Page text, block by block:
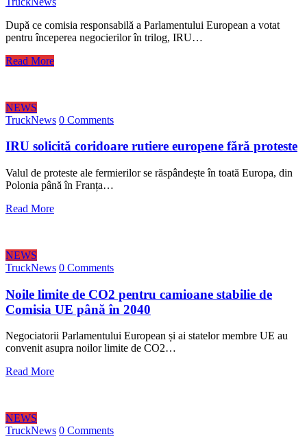
După ce comisia responsabilă a Parlamentului European a votat
pentru începerea negocierilor în trilog, IRU…
Read More
NEWS
TruckNews 0 Comments
IRU solicită coridoare rutiere europene fără proteste
Valul de proteste ale fermierilor se răspândește în toată Europa, din
Polonia până în Franța…
Read More
NEWS
TruckNews 0 Comments
Noile limite de CO2 pentru camioane stabilie de
Comisia UE până în 2040
Negociatorii Parlamentului European și ai statelor membre UE au
convenit asupra noilor limite de CO2…
Read More
NEWS
TruckNews 0 Comments